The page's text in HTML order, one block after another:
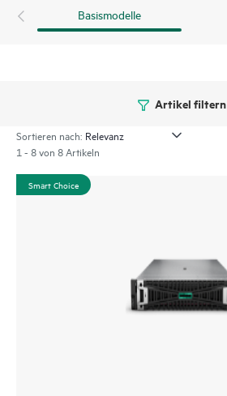
Basismodelle
Artikel filtern
Sortieren nach:
1 - 8 von 8 Artikeln
Smart Choice